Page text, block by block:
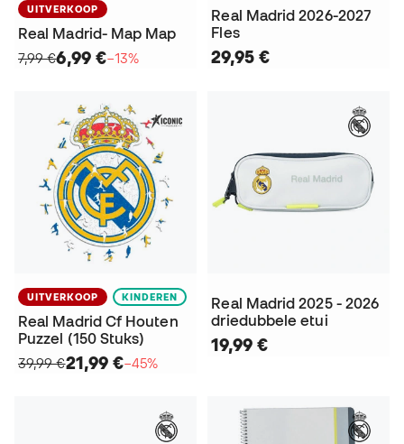
UITVERKOOP
Real Madrid- Map Map
7,99 €6,99 €−13%
Real Madrid 2026-2027
Fles
29,95 €
UITVERKOOP KINDEREN
Real Madrid Cf Houten
Puzzel (150 Stuks)
39,99 €21,99 €−45%
Real Madrid 2025 - 2026
driedubbele etui
19,99 €